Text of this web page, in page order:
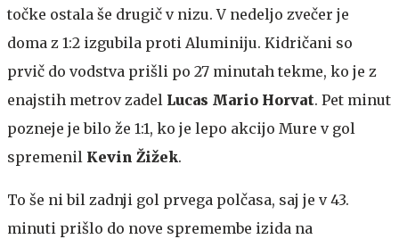
točke ostala še drugič v nizu. V nedeljo zvečer je
doma z 1:2 izgubila proti Aluminiju. Kidričani so
prvič do vodstva prišli po 27 minutah tekme, ko je z
enajstih metrov zadel Lucas Mario Horvat. Pet minut
pozneje je bilo že 1:1, ko je lepo akcijo Mure v gol
spremenil Kevin Žižek.
To še ni bil zadnji gol prvega polčasa, saj je v 43.
minuti prišlo do nove spremembe izida na